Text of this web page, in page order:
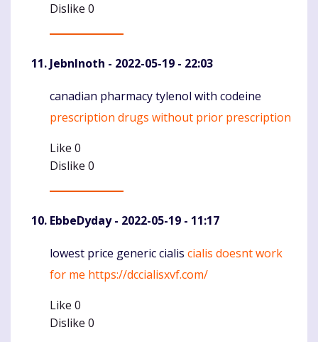
Dislike 0
JebnInoth - 2022-05-19 - 22:03
Komentaras
canadian pharmacy tylenol with codeine
prescription drugs without prior prescription
Like 0
Dislike 0
EbbeDyday- 2022-05-19 - 11:17
Komentaras
lowest price generic cialis cialis doesnt work
for me https://dccialisxvf.com/
Like 0
Dislike 0